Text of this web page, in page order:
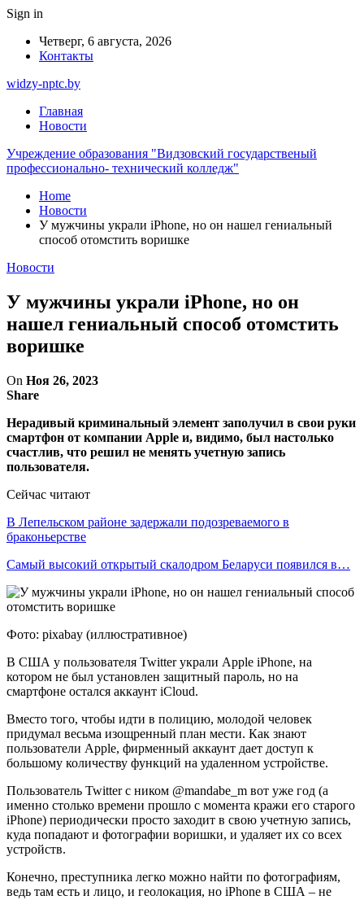
Sign in
Четверг, 6 августа, 2026
Контакты
widzy-nptc.by
Главная
Новости
Учреждение образования "Видзовский государственый
профессионально- технический колледж"
Home
Новости
У мужчины украли iPhone, но он нашел гениальный
способ отомстить воришке
Новости
У мужчины украли iPhone, но он
нашел гениальный способ отомстить
воришке
On Ноя 26, 2023
Share
Нерадивый криминальный элемент заполучил в свои руки
смартфон от компании Apple и, видимо, был настолько
счастлив, что решил не менять учетную запись
пользователя.
Сейчас читают
В Лепельском районе задержали подозреваемого в
браконьерстве
Самый высокий открытый скалодром Беларуси появился в…
Фото: pixabay (иллюстративное)
В США у пользователя Twitter украли Apple iPhone, на
котором не был установлен защитный пароль, но на
смартфоне остался аккаунт iCloud.
Вместо того, чтобы идти в полицию, молодой человек
придумал весьма изощренный план мести. Как знают
пользователи Apple, фирменный аккаунт дает доступ к
большому количеству функций на удаленном устройстве.
Пользователь Twitter с ником @mandabe_m вот уже год (а
именно столько времени прошло с момента кражи его старого
iPhone) периодически просто заходит в свою учетную запись,
куда попадают и фотографии воришки, и удаляет их со всех
устройств.
Конечно, преступника легко можно найти по фотографиям,
ведь там есть и лицо, и геолокация, но iPhone в США – не